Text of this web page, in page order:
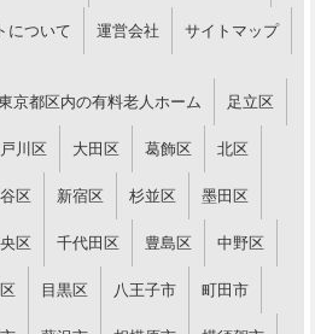
について 運営会社 サイトマップ
京都区内の有料老人ホーム 足立区
川区 大田区 葛飾区 北区
区 新宿区 杉並区 墨田区
区 千代田区 豊島区 中野区
目黒区 八王子市 町田市